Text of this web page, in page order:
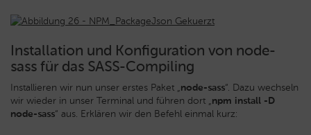
Installation und Konfiguration von node-
sass für das SASS-Compiling
Installieren wir nun unser erstes Paket „node-sass“. Dazu wechseln
wir wieder in unser Terminal und führen dort „npm install -D
node-sass“ aus. Erklären wir den Befehl einmal kurz: